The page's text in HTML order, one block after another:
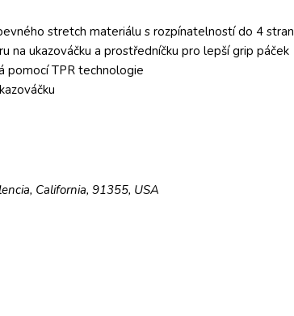
stretch materiálu s rozpínatelností do 4 stran
na ukazováčku a prostředníčku pro lepší grip páček
pomocí TPR technologie
California, 91355, USA